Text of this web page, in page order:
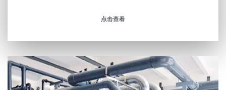
点击查看